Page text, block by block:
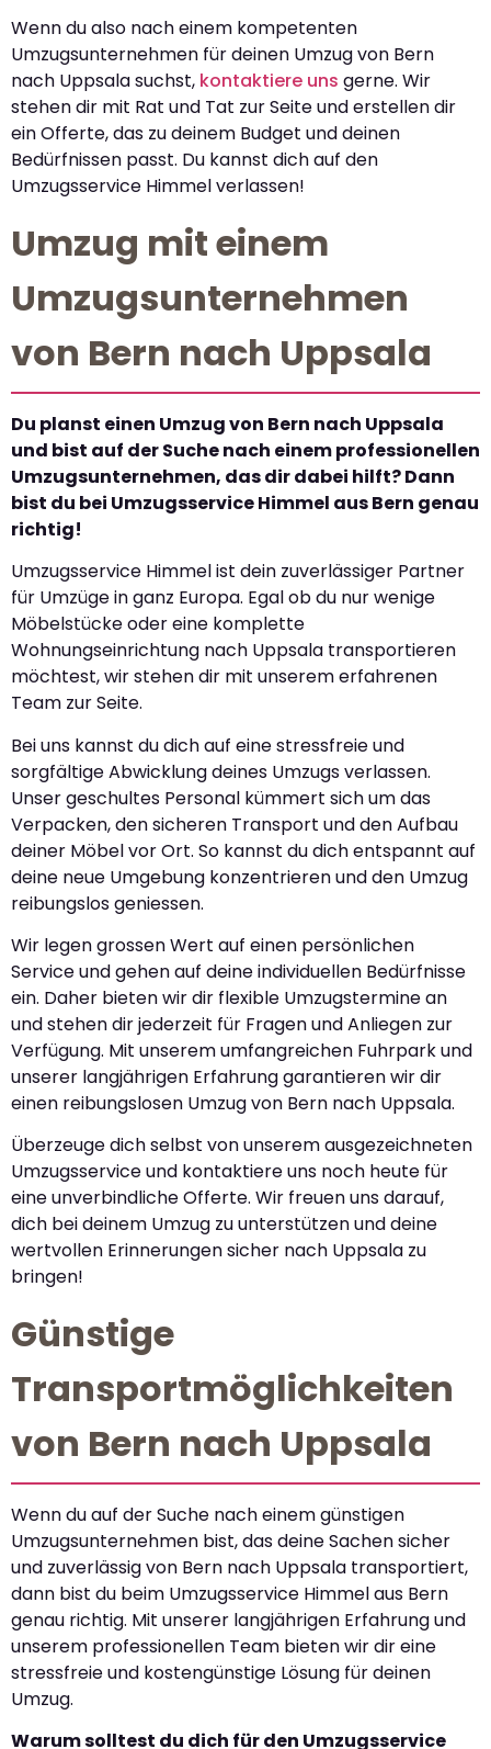
Wenn du also nach einem kompetenten
Umzugsunternehmen für deinen Umzug von Bern
nach Uppsala suchst, kontaktiere uns gerne. Wir
stehen dir mit Rat und Tat zur Seite und erstellen dir
ein Offerte, das zu deinem Budget und deinen
Bedürfnissen passt. Du kannst dich auf den
Umzugsservice Himmel verlassen!
Umzug mit einem
Umzugsunternehmen
von Bern nach Uppsala
Du planst einen Umzug von Bern nach Uppsala
und bist auf der Suche nach einem professionellen
Umzugsunternehmen, das dir dabei hilft? Dann
bist du bei Umzugsservice Himmel aus Bern genau
richtig!
Umzugsservice Himmel ist dein zuverlässiger Partner
für Umzüge in ganz Europa. Egal ob du nur wenige
Möbelstücke oder eine komplette
Wohnungseinrichtung nach Uppsala transportieren
möchtest, wir stehen dir mit unserem erfahrenen
Team zur Seite.
Bei uns kannst du dich auf eine stressfreie und
sorgfältige Abwicklung deines Umzugs verlassen.
Unser geschultes Personal kümmert sich um das
Verpacken, den sicheren Transport und den Aufbau
deiner Möbel vor Ort. So kannst du dich entspannt auf
deine neue Umgebung konzentrieren und den Umzug
reibungslos geniessen.
Wir legen grossen Wert auf einen persönlichen
Service und gehen auf deine individuellen Bedürfnisse
ein. Daher bieten wir dir flexible Umzugstermine an
und stehen dir jederzeit für Fragen und Anliegen zur
Verfügung. Mit unserem umfangreichen Fuhrpark und
unserer langjährigen Erfahrung garantieren wir dir
einen reibungslosen Umzug von Bern nach Uppsala.
Überzeuge dich selbst von unserem ausgezeichneten
Umzugsservice und kontaktiere uns noch heute für
eine unverbindliche Offerte. Wir freuen uns darauf,
dich bei deinem Umzug zu unterstützen und deine
wertvollen Erinnerungen sicher nach Uppsala zu
bringen!
Günstige
Transportmöglichkeiten
von Bern nach Uppsala
Wenn du auf der Suche nach einem günstigen
Umzugsunternehmen bist, das deine Sachen sicher
und zuverlässig von Bern nach Uppsala transportiert,
dann bist du beim Umzugsservice Himmel aus Bern
genau richtig. Mit unserer langjährigen Erfahrung und
unserem professionellen Team bieten wir dir eine
stressfreie und kostengünstige Lösung für deinen
Umzug.
Warum solltest du dich für den Umzugsservice